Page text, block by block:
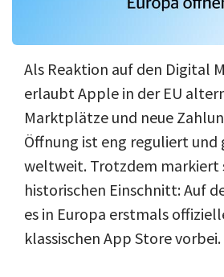
Als Reaktion auf den Digital
erlaubt Apple in der EU
Marktplätze und neue
Öffnung ist eng reguliert
weltweit. Trotzdem markiert
historischen Einschnitt: Auf
es in Europa erstmals
klassischen App Store vorbei.